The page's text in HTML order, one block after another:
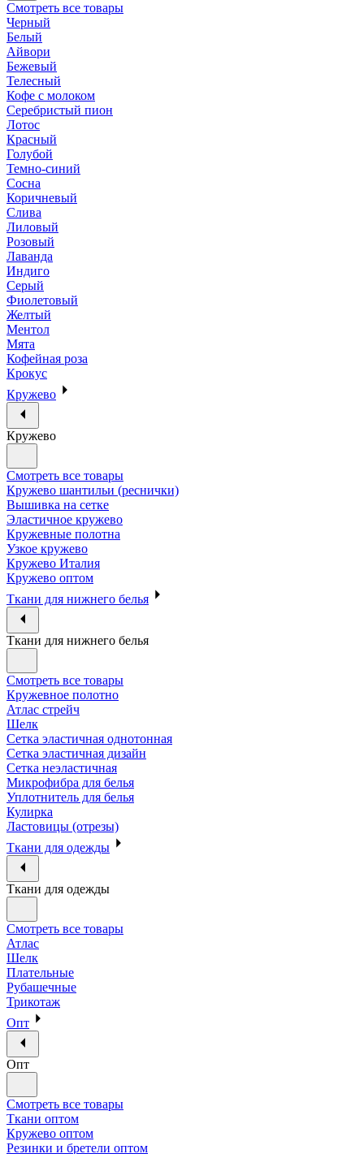
Смотреть все товары
Черный
Белый
Айвори
Бежевый
Телесный
Кофе с молоком
Серебристый пион
Лотос
Красный
Голубой
Темно-синий
Сосна
Коричневый
Слива
Лиловый
Розовый
Лаванда
Индиго
Серый
Фиолетовый
Желтый
Ментол
Мята
Кофейная роза
Крокус
Кружево
Кружево
Смотреть все товары
Кружево шантильи (реснички)
Вышивка на сетке
Эластичное кружево
Кружевные полотна
Узкое кружево
Кружево Италия
Кружево оптом
Ткани для нижнего белья
Ткани для нижнего белья
Смотреть все товары
Кружевное полотно
Атлас стрейч
Шелк
Сетка эластичная однотонная
Сетка эластичная дизайн
Сетка неэластичная
Микрофибра для белья
Уплотнитель для белья
Кулирка
Ластовицы (отрезы)
Ткани для одежды
Ткани для одежды
Смотреть все товары
Атлас
Шелк
Плательные
Рубашечные
Трикотаж
Опт
Опт
Смотреть все товары
Ткани оптом
Кружево оптом
Резинки и бретели оптом